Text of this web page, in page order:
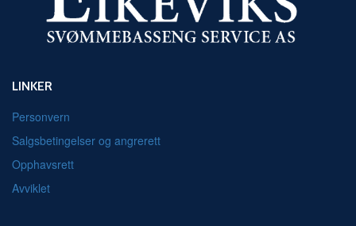
LINKER
Personvern
Salgsbetingelser og angrerett
Opphavsrett
Avviklet